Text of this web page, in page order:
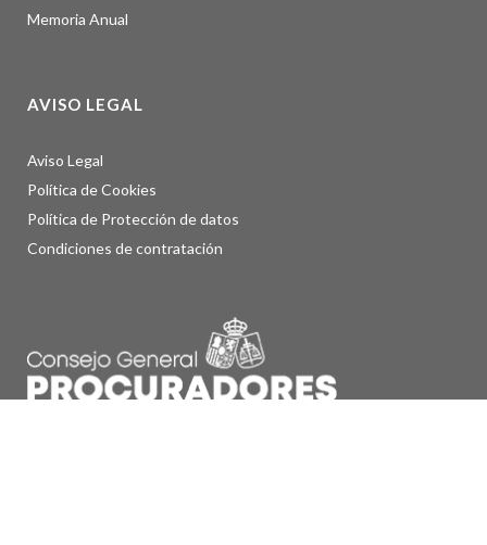
Memoria Anual
AVISO LEGAL
Aviso Legal
Política de Cookies
Política de Protección de datos
Condiciones de contratación